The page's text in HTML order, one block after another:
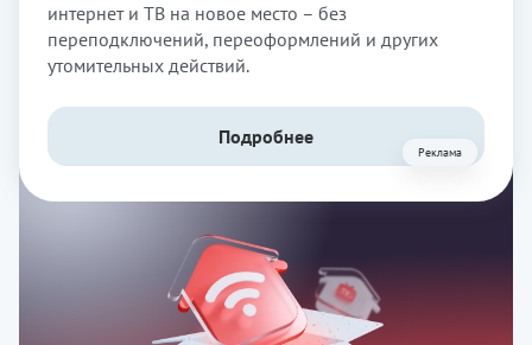
интернет и ТВ на новое место – без
переподключений, переоформлений и других
утомительных действий.
Подробнее
Реклама